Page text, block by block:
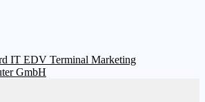
IT EDV Terminal Marketing
GmbH